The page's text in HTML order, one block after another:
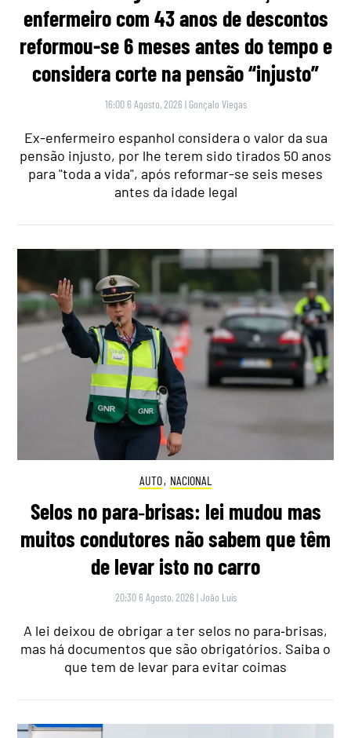
enfermeiro com 43 anos de descontos
reformou-se 6 meses antes do tempo e
considera corte na pensão “injusto”
16:00 6 Agosto, 2026 | Gonçalo Viegas
Ex-enfermeiro espanhol considera o valor da sua
pensão injusto, por lhe terem sido tirados 50 anos
para "toda a vida", após reformar-se seis meses
antes da idade legal
AUTO, NACIONAL
Selos no para‑brisas: lei mudou mas
muitos condutores não sabem que têm
de levar isto no carro
20:30 6 Agosto, 2026 |João Luís
A lei deixou de obrigar a ter selos no para‑brisas,
mas há documentos que são obrigatórios. Saiba o
que tem de levar para evitar coimas